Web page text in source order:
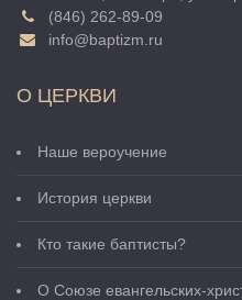
(846) 262-89-09
info@baptizm.ru
О ЦЕРКВИ
Наше вероучение
История церкви
Кто такие баптисты?
О Cоюзе евангельских-